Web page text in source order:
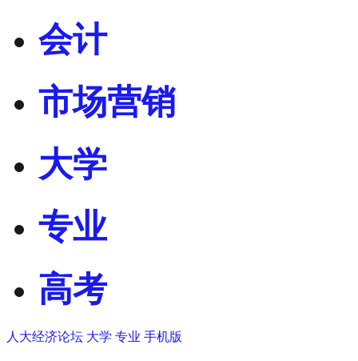
会计
市场营销
大学
专业
高考
人大经济论坛 大学 专业 手机版